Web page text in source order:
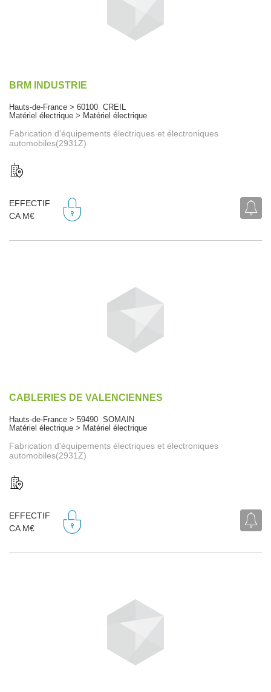
BRM INDUSTRIE
Hauts-de-France > 60100 CREIL
Matériel électrique > Matériel électrique
Fabrication d'équipements électriques et électroniques
automobiles(2931Z)
EFFECTIF
CA M€
CABLERIES DE VALENCIENNES
Hauts-de-France > 59490 SOMAIN
Matériel électrique > Matériel électrique
Fabrication d'équipements électriques et électroniques
automobiles(2931Z)
EFFECTIF
CA M€